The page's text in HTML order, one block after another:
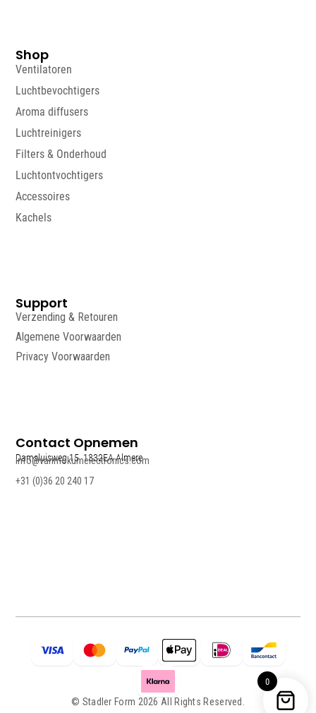
0
Shop
Ventilatoren
Luchtbevochtigers
Aroma diffusers
Luchtreinigers
Filters & Onderhoud
Luchtontvochtigers
Accessoires
Kachels
Support
Verzending & Retouren
Algemene Voorwaarden
Privacy Voorwaarden
Contact Opnemen
Damsluisweg 15, 1332EA Almere
info@vanmokumelectronics.com
+31 (0)36 20 240 17
© Stadler Form 2026 All Rights Reserved.